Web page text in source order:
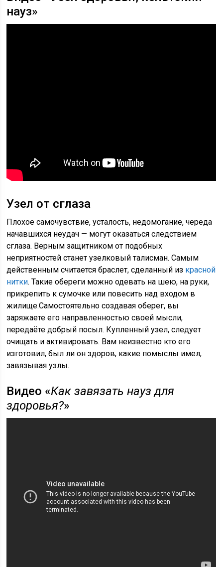
науз»
Узел от сглаза
Плохое самочувствие, усталость, недомогание, череда
начавшихся неудач — могут оказаться следствием
сглаза. Верным защитником от подобных
неприятностей станет узелковый талисман. Самым
действенным считается браслет, сделанный из красной
нитки. Такие обереги можно одевать на шею, на руки,
прикрепить к сумочке или повесить над входом в
жилище.Самостоятельно создавая оберег, вы
заряжаете его направленностью своей мысли,
передаёте добрый посыл. Купленный узел, следует
очищать и активировать. Вам неизвестно кто его
изготовил, был ли он здоров, какие помыслы имел,
завязывая узлы.
Видео «Как завязать науз для
здоровья?»